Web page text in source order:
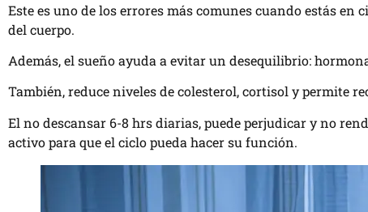
Este es uno de los errores más comunes cuando estás
del cuerpo.
Además, el sueño ayuda a evitar un desequilibrio:
También, reduce niveles de colesterol, cortisol y permite
El no descansar 6-8 hrs diarias, puede perjudicar y no
activo para que el ciclo pueda hacer su función.